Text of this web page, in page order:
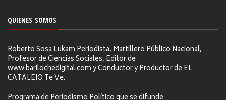
QUIENES SOMOS
Roberto Sosa Lukam Periodista, Martillero Público Nacional,
Profesor de Ciencias Sociales, Editor de
www.barilochedigital.com y Conductor y Productor de EL
CATALEJO Te Ve.